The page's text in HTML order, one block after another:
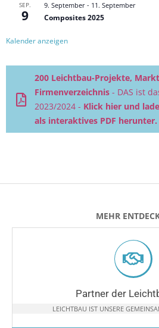
SEP.
9
9. September - 11. September
Composites 2025
Kalender anzeigen
200 Leichtbau-Projekte,
Firmenverzeichnis - DAS ist
2023/2024 - Klick hier und
als interaktives PDF herunter.
MEHR
Partner der
LEICHTBAU IST UNSERE